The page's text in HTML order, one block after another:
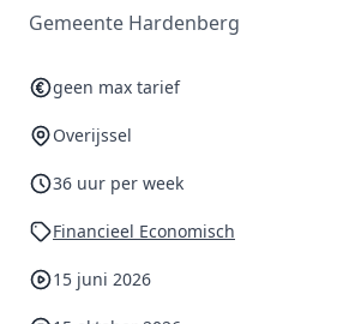
Gemeente Hardenberg
geen max tarief
Overijssel
36 uur per week
Financieel Economisch
15 juni 2026